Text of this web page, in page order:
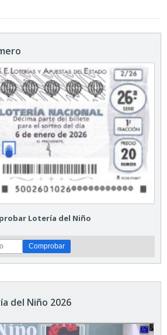
Lotería del Niño
del Niño 2026